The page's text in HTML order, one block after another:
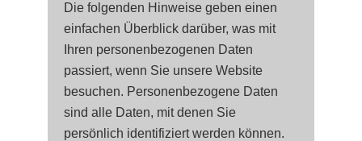
Die folgenden Hinweise geben einen
einfachen Überblick darüber, was mit
Ihren personenbezogenen Daten
passiert, wenn Sie unsere Website
besuchen. Personenbezogene Daten
sind alle Daten, mit denen Sie
persönlich identifiziert werden können.